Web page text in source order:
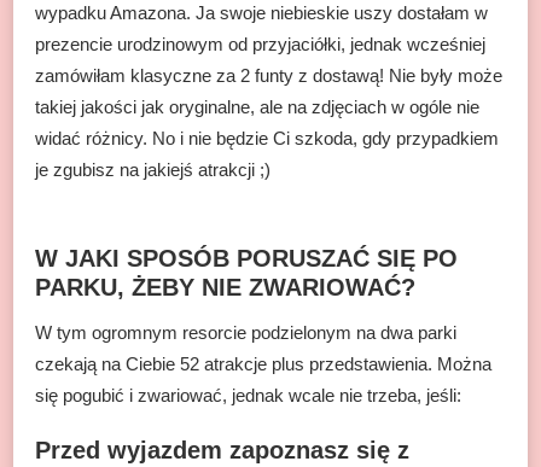
wypadku Amazona. Ja swoje niebieskie uszy dostałam w
prezencie urodzinowym od przyjaciółki, jednak wcześniej
zamówiłam klasyczne za 2 funty z dostawą! Nie były może
takiej jakości jak oryginalne, ale na zdjęciach w ogóle nie
widać różnicy. No i nie będzie Ci szkoda, gdy przypadkiem
je zgubisz na jakiejś atrakcji ;)
W JAKI SPOSÓB PORUSZAĆ SIĘ PO
PARKU, ŻEBY NIE ZWARIOWAĆ?
W tym ogromnym resorcie podzielonym na dwa parki
czekają na Ciebie 52 atrakcje plus przedstawienia. Można
się pogubić i zwariować, jednak wcale nie trzeba, jeśli:
Przed wyjazdem zapoznasz się z